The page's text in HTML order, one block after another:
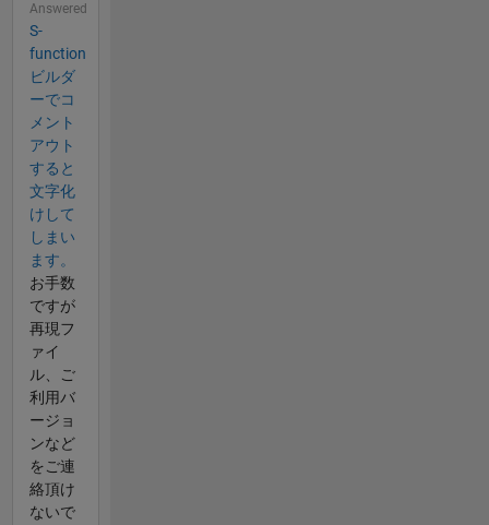
Answered
S-
function
ビルダ
ーでコ
メント
アウト
すると
文字化
けして
しまい
ます。
お手数
ですが
再現フ
ァイ
ル、ご
利用バ
ージョ
ンなど
をご連
絡頂け
ないで